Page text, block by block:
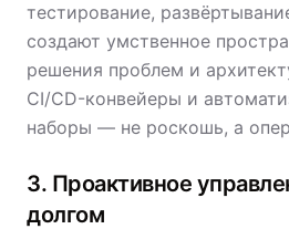
тестирование,
создают умственное
решения проблем и
CI/CD-конвейеры и
наборы — не роскошь, а
3. Проактивное
долгом